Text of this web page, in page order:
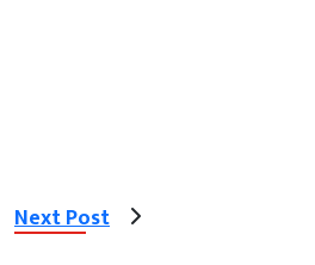
Next Post